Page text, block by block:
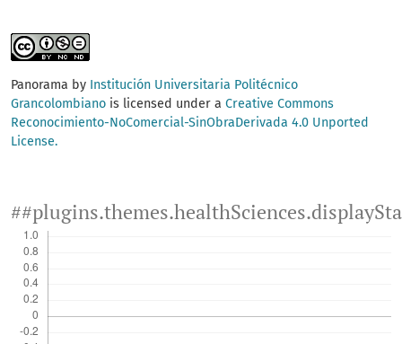
Panorama by Institución Universitaria Politécnico
Grancolombiano is licensed under a Creative Commons
Reconocimiento-NoComercial-SinObraDerivada 4.0 Unported
License.